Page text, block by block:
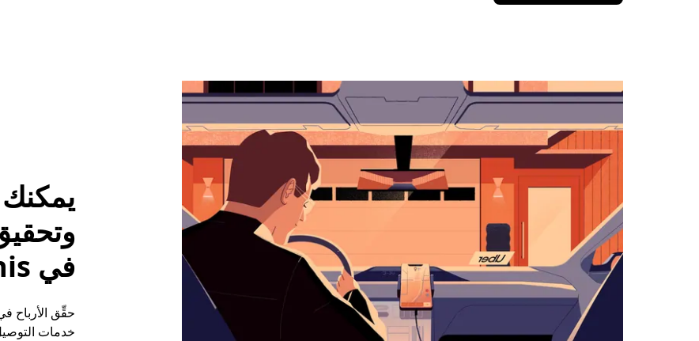
مفتاح
التقويم
واختيار
اضغط
زر
الخروج
التقويم.
في South Dennis
خدمات